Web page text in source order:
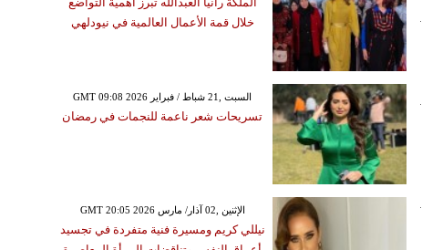
خلال قمة الأعمال العالمية في نيودلهي
GMT 09:08 2026 السبت ,21 شباط / فبراير
تسريحات شعر ناعمة للنجمات في رمضان
GMT 20:05 2026 الإثنين ,02 آذار/ مارس
نيللي كريم ومسيرة فنية متفردة في تجسيد